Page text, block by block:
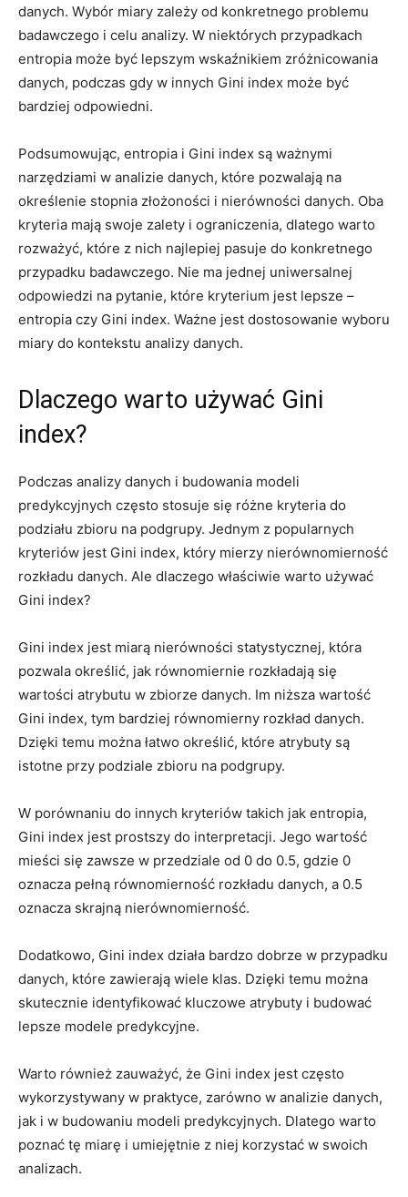
danych. Wybór miary zależy od konkretnego problemu‌
badawczego i celu analizy. ⁤W niektórych przypadkach
entropia może być lepszym wskaźnikiem zróżnicowania
danych, podczas gdy w innych Gini index może być
bardziej odpowiedni.
Podsumowując, entropia i Gini index są⁣ ważnymi
narzędziami w analizie danych, które pozwalają na
określenie stopnia złożoności i nierówności danych. Oba⁢
kryteria mają swoje‌ zalety i‍ ograniczenia, dlatego warto
rozważyć, które z nich najlepiej pasuje do konkretnego
przypadku⁤ badawczego. Nie ma​ jednej uniwersalnej
odpowiedzi na pytanie, które kryterium jest lepsze –
entropia czy Gini index. Ważne jest dostosowanie wyboru
miary do kontekstu analizy danych.
Dlaczego warto używać Gini
index?
Podczas analizy danych i budowania modeli
predykcyjnych często ⁣stosuje ⁢się różne kryteria⁢ do
podziału zbioru na podgrupy. Jednym z popularnych
kryteriów jest Gini index, który mierzy⁣ nierównomierność
rozkładu danych. Ale dlaczego właściwie warto używać⁤
Gini index?
Gini index jest miarą ​nierówności ​statystycznej, która
‌pozwala określić, jak równomiernie rozkładają się
wartości atrybutu w zbiorze danych. Im niższa wartość
Gini index, tym bardziej równomierny rozkład danych.
Dzięki temu można łatwo określić, które atrybuty są
istotne przy podziale zbioru na podgrupy.
W porównaniu do innych kryteriów ​takich jak entropia,
Gini index jest prostszy ‍do interpretacji. Jego wartość
mieści się zawsze w przedziale od 0 do 0.5, gdzie 0
oznacza pełną równomierność rozkładu danych, a 0.5
oznacza skrajną nierównomierność.
Dodatkowo, Gini index działa bardzo dobrze w przypadku
danych, które zawierają wiele klas. Dzięki temu można
skutecznie identyfikować kluczowe atrybuty i budować
‍lepsze⁢ modele predykcyjne.
Warto również zauważyć, że⁢ Gini index jest często
wykorzystywany⁣ w praktyce, zarówno w ⁢analizie danych,
jak i w budowaniu modeli predykcyjnych. Dlatego warto
⁣poznać tę miarę i ‌umiejętnie z⁢ niej korzystać w swoich
analizach.